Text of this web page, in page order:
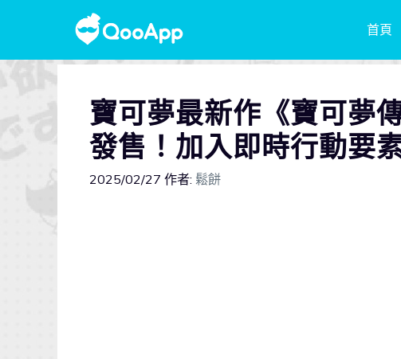
首頁
寶可夢最新作《寶可夢
發售！加入即時行動要
2025/02/27 作者: 鬆餅